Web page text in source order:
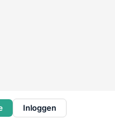
Inloggen